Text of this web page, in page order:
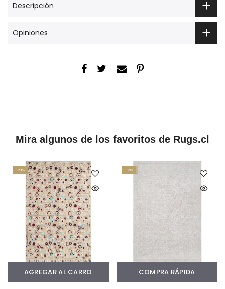
Descripción
Opiniones
Mira algunos de los favoritos de Rugs.cl
-20%
AGREGAR AL CARRO
-21%
COMPRA RÁPIDA